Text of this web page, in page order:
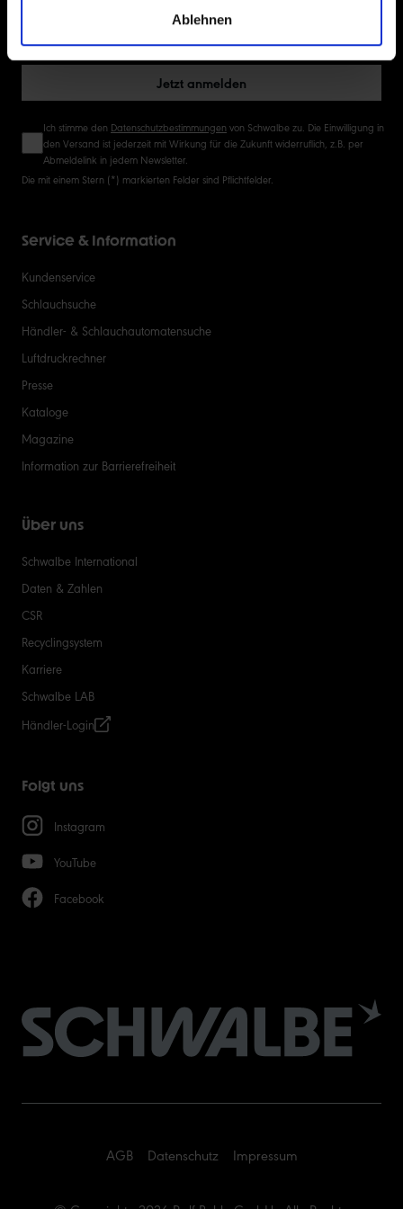
Ablehnen
Jetzt anmelden
Ich stimme den Datenschutzbestimmungen von Schwalbe zu. Die Einwilligung in
den Versand ist jederzeit mit Wirkung für die Zukunft widerruflich, z.B. per
Abmeldelink in jedem Newsletter.
Die mit einem Stern (*) markierten Felder sind Pflichtfelder.
Service & Information
Kundenservice
Schlauchsuche
Händler- & Schlauchautomatensuche
Luftdruckrechner
Presse
Kataloge
Magazine
Information zur Barrierefreiheit
Über uns
Schwalbe International
Daten & Zahlen
CSR
Recyclingsystem
Karriere
Schwalbe LAB
Händler-Login
Folgt uns
Instagram
YouTube
Facebook
AGB Datenschutz Impressum